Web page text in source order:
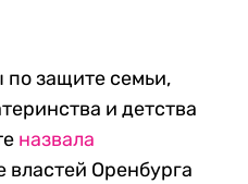
по защите семьи,
и детства
назвала
Оренбурга